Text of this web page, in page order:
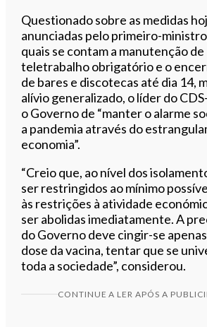
Questionado sobre as medidas
anunciadas pelo primeiro-
quais se contam a manutenção de
teletrabalho obrigatório e o
de bares e discotecas até dia 14,
alívio generalizado, o líder do
o Governo de “manter o alarme
a pandemia através do
economia”.
“Creio que, ao nível dos
ser restringidos ao mínimo
às restrições à atividade
ser abolidas imediatamente. A
do Governo deve cingir-se
dose da vacina, tentar que se
toda a sociedade”, considerou.
CONTINUE A LER APÓS A